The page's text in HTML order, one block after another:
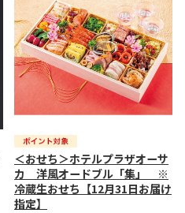
＜おせち＞ホテルプラザオーサ
カ 洋風オードブル「集」 ※
冷蔵生おせち【12月31日お届け
指定】